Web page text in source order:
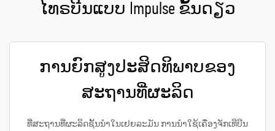
ໄທຣບີນແບບ Impulse ຂັ້ນດຽວ
ການຍົກສູງປະສິດທິພາບຂອງ
ສະຖານທີ່ຜະລິດ
ທີ່ສະຖານທີ່ຜະລິດຊັ້ນນຳໃນເຢຍລະມັນ ການນຳໃຊ້ເຄື່ອງຈັກເທີບີນ